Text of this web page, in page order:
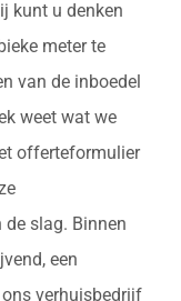
kunt u denken
meter te
van de inboedel
weet wat we
offerteformulier
slag. Binnen
een
verhuisbedrijf